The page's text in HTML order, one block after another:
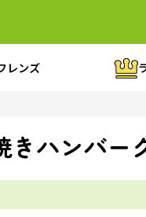
レンズ
きハンバー